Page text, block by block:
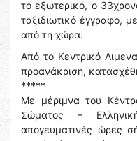
το εξωτερικό, ο
ταξιδιωτικό έγγραφο,
από τη χώρα.
Από το Κεντρικό
προανάκριση,
*****
Με μέριμνα του
Σώματος –
απογευματινές ώρες